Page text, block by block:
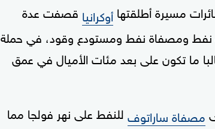
مسيرة أطلقتها أوكرانيا قصفت عدة
نفط ومصفاة نفط ومستودع وقود، ​في حملة
ما تكون على بعد مئات الأميال في عمق
مصفاة ساراتوف للنفط على نهر فولجا مما